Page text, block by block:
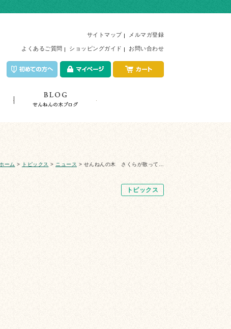
サイトマップ メルマガ登録
よくあるご質問 ショッピングガイド お問い合わせ
店舗紹介
ホーム > トピックス > ニュース > せんねんの木 さくらが散って…
トピックス